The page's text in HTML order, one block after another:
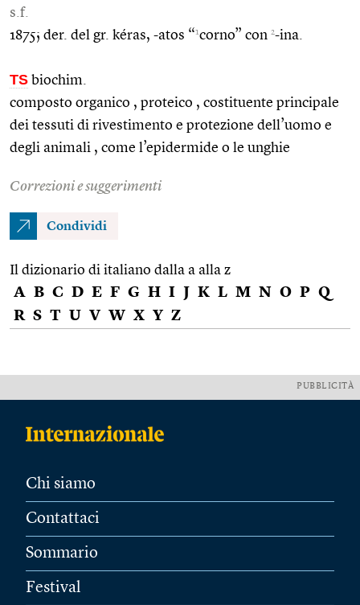
s.f.
1875; der. del gr. kéras, -atos “1corno” con 2-ina.
TS biochim.
composto organico , proteico , costituente principale
dei tessuti di rivestimento e protezione dell’uomo e
degli animali , come l’epidermide o le unghie
Correzioni e suggerimenti
Condividi
Il dizionario di italiano dalla a alla z
A B C D E F G H I J K L M N O P Q
R S T U V W X Y Z
PUBBLICITÀ
Chi siamo
Contattaci
Sommario
Festival